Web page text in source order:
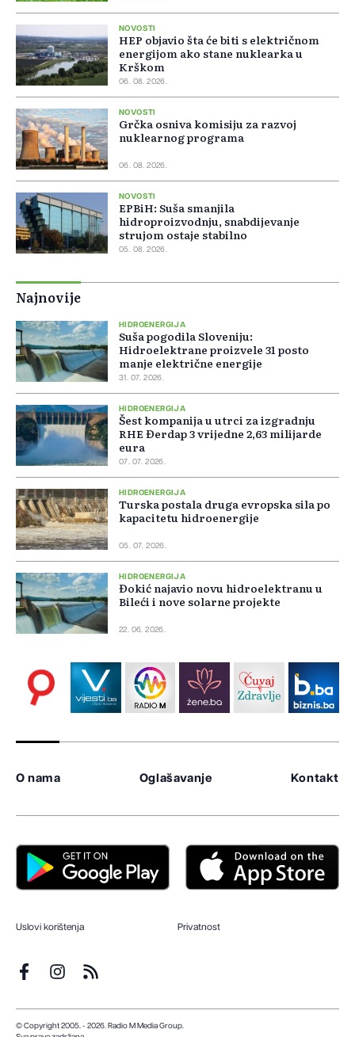
NOVOSTI
HEP objavio šta će biti s električnom
energijom ako stane nuklearka u
Krškom
06. 08. 2026.
NOVOSTI
Grčka osniva komisiju za razvoj
nuklearnog programa
06. 08. 2026.
NOVOSTI
EPBiH: Suša smanjila
hidroproizvodnju, snabdijevanje
strujom ostaje stabilno
05. 08. 2026.
Najnovije
HIDROENERGIJA
Suša pogodila Sloveniju:
Hidroelektrane proizvele 31 posto
manje električne energije
31. 07. 2026.
HIDROENERGIJA
Šest kompanija u utrci za izgradnju
RHE Đerdap 3 vrijedne 2,63 milijarde
eura
07. 07. 2026.
HIDROENERGIJA
Turska postala druga evropska sila po
kapacitetu hidroenergije
05. 07. 2026.
HIDROENERGIJA
Đokić najavio novu hidroelektranu u
Bileći i nove solarne projekte
22. 06. 2026.
O nama Oglašavanje Kontakt
Uslovi korištenja Privatnost
© Copyright 2005. - 2026. Radio M Media Group.